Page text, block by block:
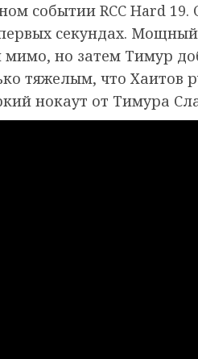
событии RCC Hard
секундах.
но затем Тимур
тяжелым, что Хаитов
нокаут от Тимура